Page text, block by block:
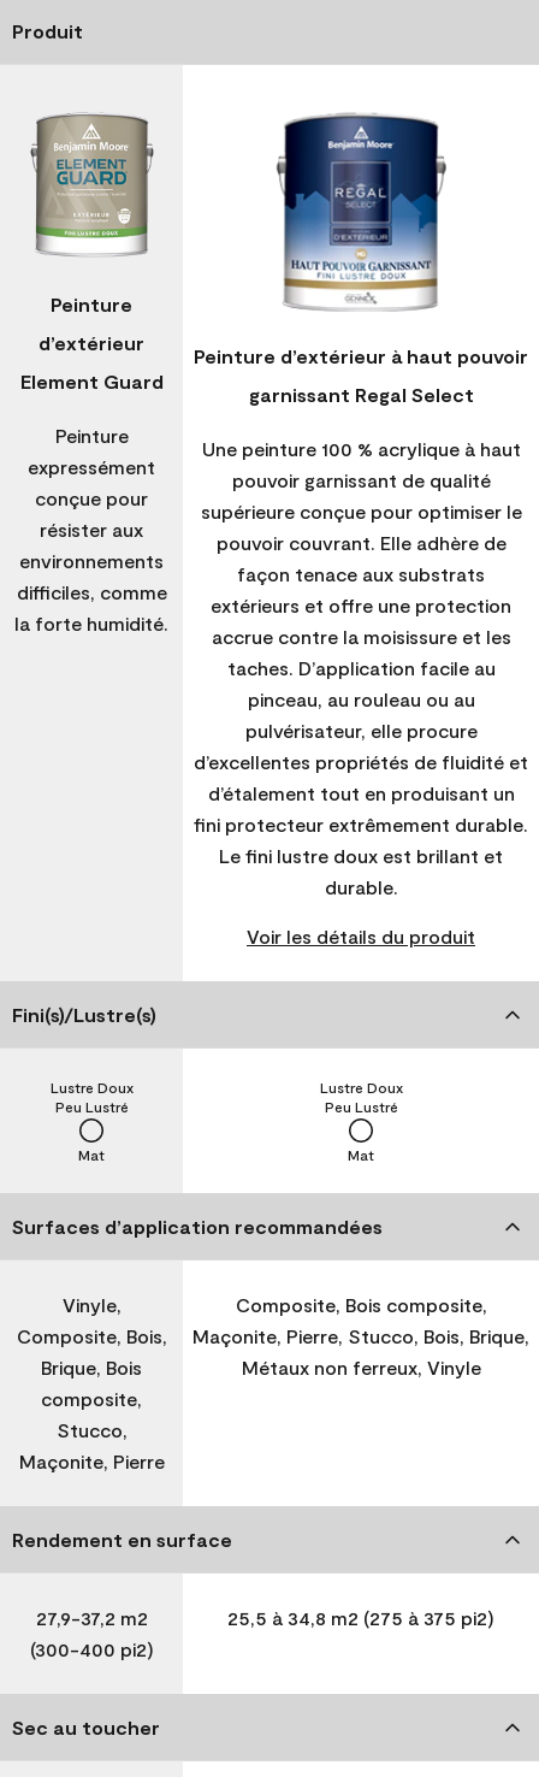
Produit
Peinture
d’extérieur
Element Guard
Peinture
expressément
conçue pour
résister aux
environnements
difficiles, comme
la forte humidité.
Peinture d’extérieur à haut pouvoir
garnissant Regal Select
Une peinture 100 % acrylique à haut
pouvoir garnissant de qualité
supérieure conçue pour optimiser le
pouvoir couvrant. Elle adhère de
façon tenace aux substrats
extérieurs et offre une protection
accrue contre la moisissure et les
taches. D’application facile au
pinceau, au rouleau ou au
pulvérisateur, elle procure
d’excellentes propriétés de fluidité et
d’étalement tout en produisant un
fini protecteur extrêmement durable.
Le fini lustre doux est brillant et
durable.
Voir les détails du produit
Fini(s)/Lustre(s)
Mat
Peu Lustré
Lustre Doux
Mat
Peu Lustré
Lustre Doux
Surfaces d’application recommandées
Vinyle,
Composite, Bois,
Brique, Bois
composite,
Stucco,
Maçonite, Pierre
Composite, Bois composite,
Maçonite, Pierre, Stucco, Bois, Brique,
Métaux non ferreux, Vinyle
Rendement en surface
27,9-37,2 m2
(300-400 pi2)
25,5 à 34,8 m2 (275 à 375 pi2)
Sec au toucher